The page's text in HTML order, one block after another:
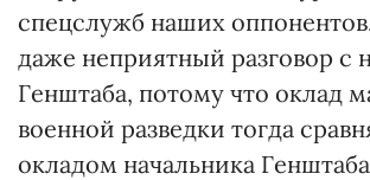
спецслужб наших
даже неприятный разговор с
Генштаба, потому что оклад
военной разведки тогда
окладом начальника